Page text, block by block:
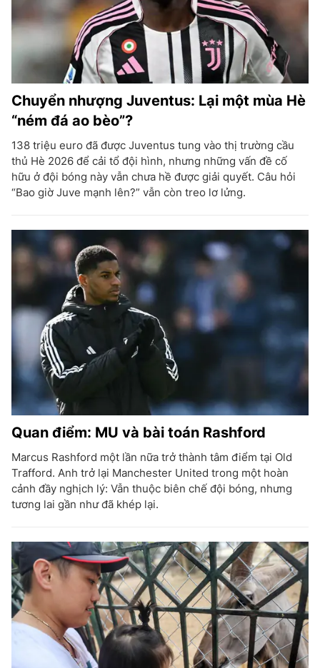
Chuyển nhượng Juventus: Lại một mùa Hè
“ném đá ao bèo”?
138 triệu euro đã được Juventus tung vào thị trường cầu
thủ Hè 2026 để cải tổ đội hình, nhưng những vấn đề cố
hữu ở đội bóng này vẫn chưa hề được giải quyết. Câu hỏi
“Bao giờ Juve mạnh lên?” vẫn còn treo lơ lửng.
Quan điểm: MU và bài toán Rashford
Marcus Rashford một lần nữa trở thành tâm điểm tại Old
Trafford. Anh trở lại Manchester United trong một hoàn
cảnh đầy nghịch lý: Vẫn thuộc biên chế đội bóng, nhưng
tương lai gần như đã khép lại.